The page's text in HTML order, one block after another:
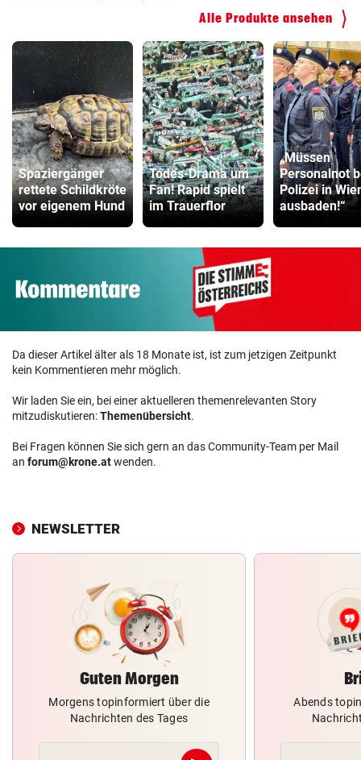
Alle Produkte ansehen
Spaziergänger
rettete Schildkröte
vor eigenem Hund
Todes-Drama um
Fan! Rapid spielt
im Trauerflor
„Müssen
Personalnot
Polizei in
ausbaden!“
Da dieser Artikel älter als 18 Monate ist, ist zum jetzigen Zeitpunkt
kein Kommentieren mehr möglich.
Wir laden Sie ein, bei einer aktuelleren themenrelevanten Story
mitzudiskutieren:Themenübersicht.
Bei Fragen können Sie sich gern an das Community-Team per Mail
an forum@krone.atwenden.
NEWSLETTER
Guten Morgen
Morgens topinformiert über die
Nachrichten des Tages
Abends